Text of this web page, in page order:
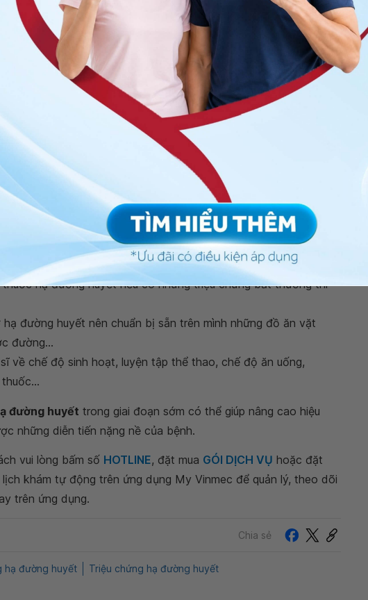
triệu chứng
đánh trống ngực
thanh có thể từ 3,3 – 3,6 mmol/L. Các triệu chứng này sẽ
khi ăn hoặc uống nước có chứa 10 – 15 gram đường. Bệnh
của bệnh, tuy nhiên nếu không cảm thấy yên tâm, hãy đến
lạc với bác sĩ để được hướng dẫn xử trí kịp thời.
huyết
của hạ đường huyết, việc dự phòng tình trạng này được đặt
hiểm
cách xử trí hạ đường huyết tại nhà.
hạ đường huyết nếu có những triệu chứng bất thường thì
đường huyết nên chuẩn bị sẵn trên mình những đồ ăn vặt
đường...
về chế độ sinh hoạt, luyện tập thể thao, chế độ ăn uống,
đường huyết trong giai đoạn sớm có thể giúp nâng cao hiệu
những diễn tiến nặng nề của bệnh.
vui lòng bấm số HOTLINE, đặt mua GÓI DỊCH VỤ hoặc đặt
khám tự động trên ứng dụng My Vinmec để quản lý, theo dõi
trên ứng dụng.
Chia sẻ
hạ đường huyết Triệu chứng hạ đường huyết